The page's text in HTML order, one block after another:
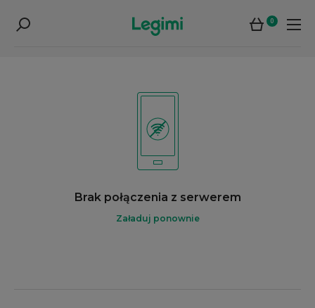
0
Brak połączenia z serwerem
Załaduj ponownie